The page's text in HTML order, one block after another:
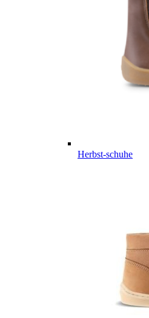
Herbst-schuhe